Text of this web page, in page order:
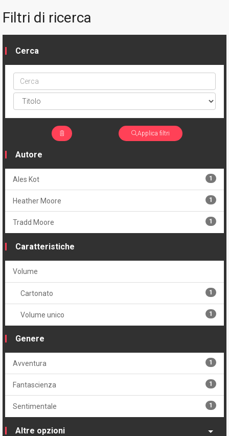
Filtri di ricerca
Cerca
Cerca
ptype
Applica filtri
Autore
Ales Kot 1
Heather Moore 1
Tradd Moore 1
Caratteristiche
Volume
Cartonato 1
Volume unico 1
Genere
Avventura 1
Fantascienza 1
Sentimentale 1
Altre opzioni